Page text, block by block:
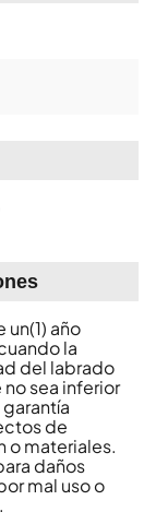
un(1) año
la
del labrado
sea inferior
garantía
de
o materiales.
daños
mal uso o